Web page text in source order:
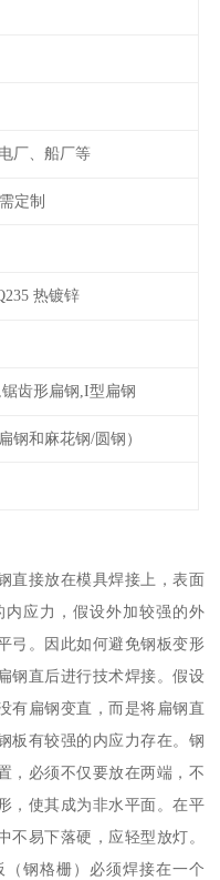
厂、船厂等
定制
热镀锌
齿形扁钢,I型扁钢
钢和麻花钢/圆钢）
直接放在模具焊接上，表面
应力，假设外加较强的外
弓。因此如何避免钢板变形
钢直后进行技术焊接。假设
有扁钢变直，而是将扁钢直
板有较强的内应力存在。钢
，必须不仅要放在两端，不
，使其成为非水平面。在平
不易下落硬，应轻型放灯。
钢格栅）必须焊接在一个